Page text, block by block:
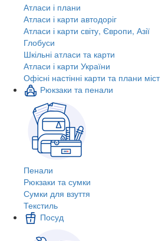
Атласи і плани
Атласи і карти автодоріг
Атласи і карти світу, Європи, Азії
Глобуси
Шкільні атласи та карти
Атласи і карти України
Офісні настінні карти та плани міст
Рюкзаки та пенали
Пенали
Рюкзаки та сумки
Сумки для взуття
Текстиль
Посуд